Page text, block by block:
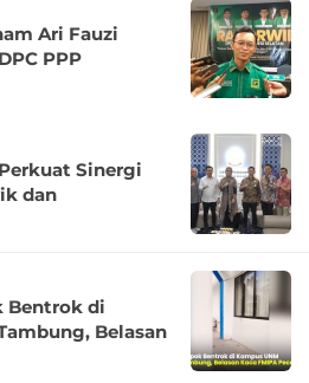
Ari Fauzi
PPP
Sinergi
dan
Bentrok di
Belasan